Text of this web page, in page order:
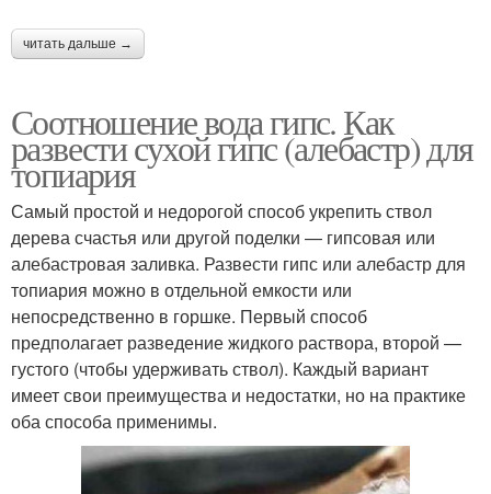
читать дальше →
Соотношение вода гипс. Как
развести сухой гипс (алебастр) для
топиария
Самый простой и недорогой способ укрепить ствол
дерева счастья или другой поделки — гипсовая или
алебастровая заливка. Развести гипс или алебастр для
топиария можно в отдельной емкости или
непосредственно в горшке. Первый способ
предполагает разведение жидкого раствора, второй —
густого (чтобы удерживать ствол). Каждый вариант
имеет свои преимущества и недостатки, но на практике
оба способа применимы.